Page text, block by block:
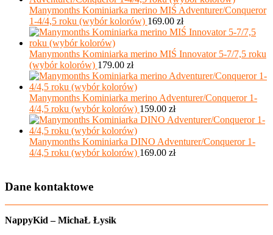
Manymonths Kominiarka merino MIŚ Adventurer/Conqueror
1-4/4,5 roku (wybór kolorów) 169.00 zł
Manymonths Kominiarka merino MIŚ Innovator 5-7/7,5 roku
(wybór kolorów) 179.00 zł
Manymonths Kominiarka merino Adventurer/Conqueror 1-
4/4,5 roku (wybór kolorów) 159.00 zł
Manymonths Kominiarka DINO Adventurer/Conqueror 1-
4/4,5 roku (wybór kolorów) 169.00 zł
Dane kontaktowe
NappyKid – MichaŁ Łysik